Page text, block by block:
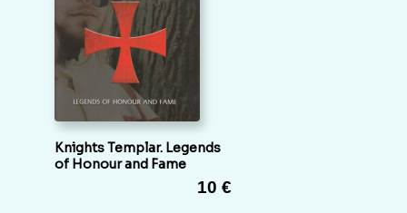
Knights Templar. Legends
of Honour and Fame
10 €